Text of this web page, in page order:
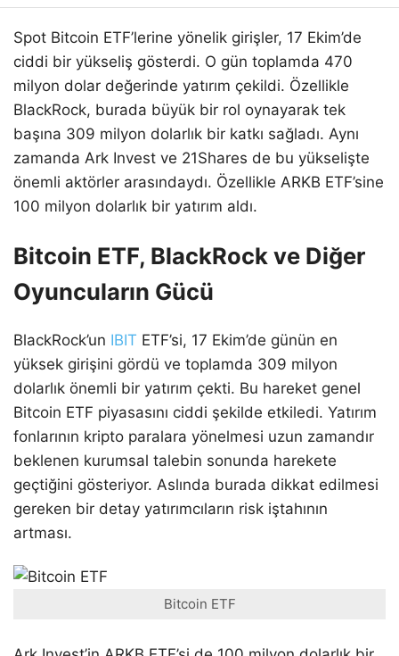
Spot Bitcoin ETF’lerine yönelik girişler, 17 Ekim’de
ciddi bir yükseliş gösterdi. O gün toplamda 470
milyon dolar değerinde yatırım çekildi. Özellikle
BlackRock, burada büyük bir rol oynayarak tek
başına 309 milyon dolarlık bir katkı sağladı. Aynı
zamanda Ark Invest ve 21Shares de bu yükselişte
önemli aktörler arasındaydı. Özellikle ARKB ETF’sine
100 milyon dolarlık bir yatırım aldı.
Bitcoin ETF, BlackRock ve Diğer
Oyuncuların Gücü
BlackRock’un IBIT ETF’si, 17 Ekim’de günün en
yüksek girişini gördü ve toplamda 309 milyon
dolarlık önemli bir yatırım çekti. Bu hareket genel
Bitcoin ETF piyasasını ciddi şekilde etkiledi. Yatırım
fonlarının kripto paralara yönelmesi uzun zamandır
beklenen kurumsal talebin sonunda harekete
geçtiğini gösteriyor. Aslında burada dikkat edilmesi
gereken bir detay yatırımcıların risk iştahının
artması.
Bitcoin ETF